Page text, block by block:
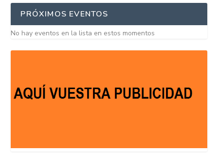
PRÓXIMOS EVENTOS
No hay eventos en la lista en estos momentos